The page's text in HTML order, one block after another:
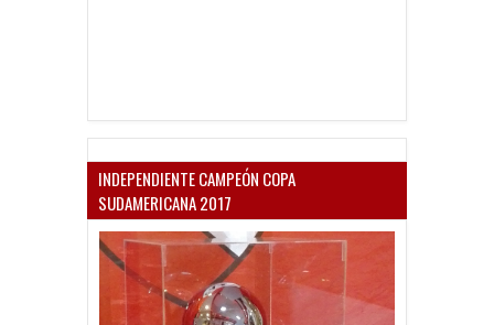
INDEPENDIENTE CAMPEÓN COPA
SUDAMERICANA 2017